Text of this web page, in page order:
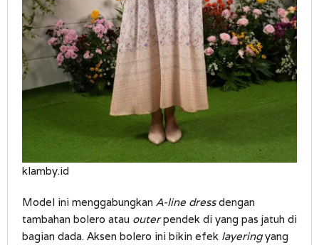
klamby.id
Model ini menggabungkan A-line dressdengan
tambahan bolero atau outerpendek di yang pas jatuh di
bagian dada. Aksen bolero ini bikin efek layeringyang